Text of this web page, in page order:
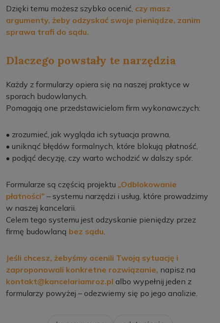
Dzięki temu możesz szybko ocenić, czy masz
argumenty, żeby odzyskać swoje pieniądze, zanim
sprawa trafi do sądu.
Dlaczego powstały te narzędzia
Każdy z formularzy opiera się na naszej praktyce w
sporach budowlanych.
Pomagają one przedstawicielom firm wykonawczych:
• zrozumieć, jak wygląda ich sytuacja prawna,
• uniknąć błędów formalnych, które blokują płatność,
• podjąć decyzję, czy warto wchodzić w dalszy spór.
Formularze są częścią projektu „Odblokowanie
płatności” – systemu narzędzi i usług, które prowadzimy
w naszej kancelarii.
Celem tego systemu jest odzyskanie pieniędzy przez
firmę budowlaną bez sądu.
Jeśli chcesz, żebyśmy ocenili Twoją sytuację i
zaproponowali konkretne rozwiązanie, napisz na
kontakt@kancelariamroz.pl albo wypełnij jeden z
formularzy powyżej – odezwiemy się po jego analizie.